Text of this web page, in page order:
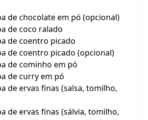
de chocolate em pó (opcional)
de coco ralado
de coentro picado
de coentro picado (opcional)
de cominho em pó
de curry em pó
de ervas finas (salsa, tomilho,
de ervas finas (sálvia, tomilho,